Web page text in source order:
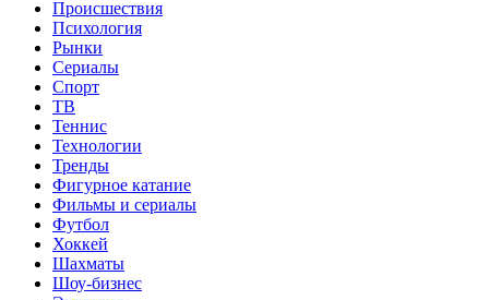
Происшествия
Психология
Рынки
Сериалы
Спорт
ТВ
Теннис
Технологии
Тренды
Фигурное катание
Фильмы и сериалы
Футбол
Хоккей
Шахматы
Шоу-бизнес